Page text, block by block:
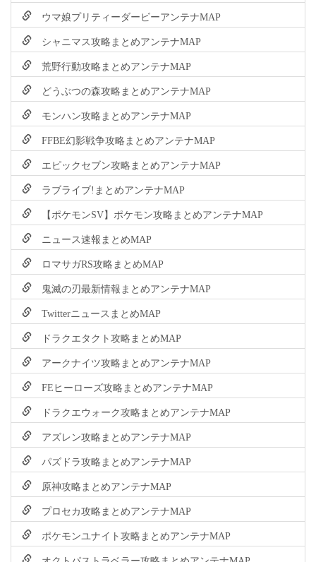
ウマ娘プリティーダービーアンテナMAP
シャニマス攻略まとめアンテナMAP
荒野行動攻略まとめアンテナMAP
どうぶつの森攻略まとめアンテナMAP
モンハン攻略まとめアンテナMAP
FFBE幻影戦争攻略まとめアンテナMAP
エピックセブン攻略まとめアンテナMAP
ラブライブ!まとめアンテナMAP
【ポケモンSV】ポケモン攻略まとめアンテナMAP
ニュース速報まとめMAP
ロマサガRS攻略まとめMAP
鬼滅の刃最新情報まとめアンテナMAP
TwitterニュースまとめMAP
ドラクエタクト攻略まとめMAP
アークナイツ攻略まとめアンテナMAP
FEヒーローズ攻略まとめアンテナMAP
ドラクエウォーク攻略まとめアンテナMAP
アズレン攻略まとめアンテナMAP
パズドラ攻略まとめアンテナMAP
原神攻略まとめアンテナMAP
プロセカ攻略まとめアンテナMAP
ポケモンユナイト攻略まとめアンテナMAP
オクトパストラベラー攻略まとめアンテナMAP